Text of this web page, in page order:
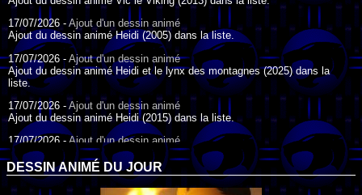
17/07/2026 - Ajout d'un dessin animé
Ajout du dessin animé Heidi (2005) dans la liste.
17/07/2026 - Ajout d'un dessin animé
Ajout du dessin animé Heidi et le lynx des montagnes (2025) dans la
liste.
17/07/2026 - Ajout d'un dessin animé
Ajout du dessin animé Heidi (2015) dans la liste.
17/07/2026 - Ajout d'un dessin animé
Ajout du dessin animé Heidi (1995) dans la liste.
09/07/2026 -Ajout d'un dessin animé
Ajout du dessin animé Genki l'Aventurier de la Chance (2006) dans la
DESSIN ANIMÉ DU JOUR